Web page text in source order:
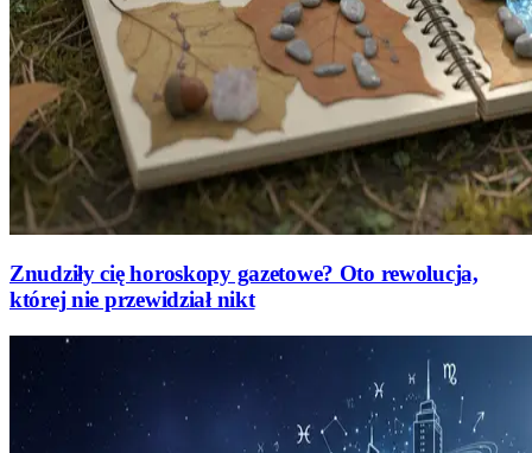
Znudziły cię horoskopy gazetowe? Oto rewolucja,
której nie przewidział nikt